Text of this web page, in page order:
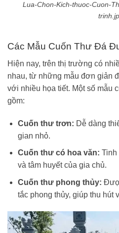
Lua-Chon-Kich-thuoc-Cuon-
Các Mẫu Cuốn Thư Đá
Hiện nay, trên thị trường có
nhau, từ những mẫu đơn giản
với nhiều họa tiết. Một số mẫu
gồm:
Cuốn thư trơn: Dễ dàng
gian nhỏ.
Cuốn thư có hoa văn: Tinh
và tâm huyết của gia chủ.
Cuốn thư phong thủy:
tắc phong thủy, giúp thu hút